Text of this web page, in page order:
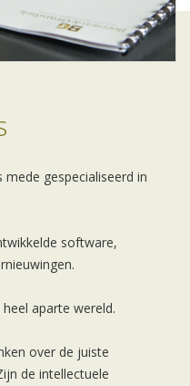
gespecialiseerd in
software,
aparte wereld.
over de juiste
de intellectuele